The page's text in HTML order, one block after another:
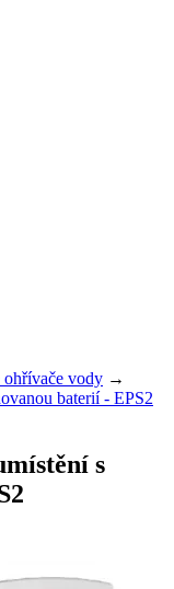
vody →
baterií - EPS2
s